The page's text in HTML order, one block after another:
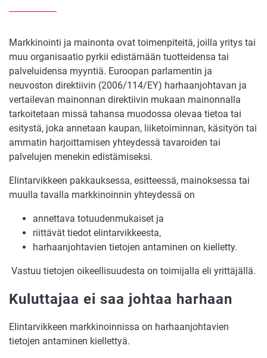
Markkinointi ja mainonta ovat toimenpiteitä, joilla yritys tai
muu organisaatio pyrkii edistämään tuotteidensa tai
palveluidensa myyntiä. Euroopan parlamentin ja
neuvoston direktiivin (2006/114/EY) harhaanjohtavan ja
vertailevan mainonnan direktiivin mukaan mainonnalla
tarkoitetaan missä tahansa muodossa olevaa tietoa tai
esitystä, joka annetaan kaupan, liiketoiminnan, käsityön tai
ammatin harjoittamisen yhteydessä tavaroiden tai
palvelujen menekin edistämiseksi.
Elintarvikkeen pakkauksessa, esitteessä, mainoksessa tai
muulla tavalla markkinoinnin yhteydessä on
annettava totuudenmukaiset ja
riittävät tiedot elintarvikkeesta,
harhaanjohtavien tietojen antaminen on kielletty.
Vastuu tietojen oikeellisuudesta on toimijalla eli yrittäjällä.
Kuluttajaa ei saa johtaa harhaan
Elintarvikkeen markkinoinnissa on harhaanjohtavien
tietojen antaminen kiellettyä.